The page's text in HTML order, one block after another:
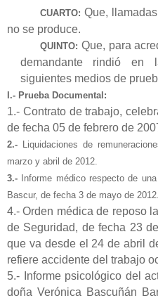
CUARTO:Que,
no se produce.
QUINTO: Que, para
demandante rindió
siguientes medios de
I.- Prueba Documental:
1.- Contrato de trabajo,
de fecha 05 de febrero de
2.-
Liquidaciones de
marzo y abril de 2012.
3.-
Informe médico respecto de
Bascur, de fecha 3 de mayo de 2012.
4.- Orden médica de reposo
de Seguridad, de fecha 23
que va desde el 24 de abril
refiere accidente del trabajo
5.- Informe psicológico del
doña Verónica Bascuñán